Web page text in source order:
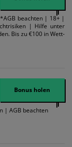
beachten | 18+ |
| Hilfe unter
Bis zu €100 in Wett-
Einzahlung in
Wert platzieren
Der Bonus-
werden, jedoch
Bonus holen
| AGB beachten